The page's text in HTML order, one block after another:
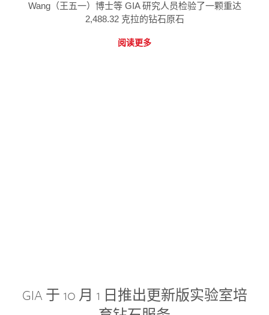
Wang（王五一）博士等 GIA 研究人员检验了一颗重达
2,488.32 克拉的钻石原石
阅读更多
GIA 于 10 月 1 日推出更新版实验室培